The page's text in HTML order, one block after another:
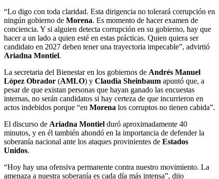
“Lo digo con toda claridad. Esta dirigencia no tolerará corrupción en
ningún gobierno de Morena. Es momento de hacer examen de
conciencia. Y si alguien detecta corrupción en su gobierno, hay que
hacer a un lado a quien esté en estas prácticas. Quien quiera ser
candidato en 2027 deben tener una trayectoria impecable”, advirtió
Ariadna Montiel.
La secretaria del Bienestar en los gobiernos de Andrés Manuel
López Obrador (AMLO) y Claudia Sheinbaum apuntó que, a
pesar de que existan personas que hayan ganado las encuestas
internas, no serán candidatos si hay certeza de que incurrieron en
actos indebidos porque “en Morena los corruptos no tienen cabida”.
El discurso de Ariadna Montiel duró aproximadamente 40
minutos, y en él también ahondó en la importancia de defender la
soberanía nacional ante los ataques provinientes de Estados
Unidos.
“Hoy hay una ofensiva permanente contra nuestro movimiento. La
amenaza a nuestra soberanía es cada día más intensa”, dijo